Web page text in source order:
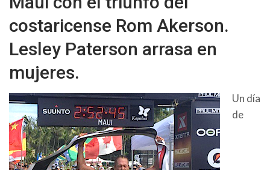
costaricense Rom Akerson.
Lesley Paterson arrasa en
mujeres.
Un día
de